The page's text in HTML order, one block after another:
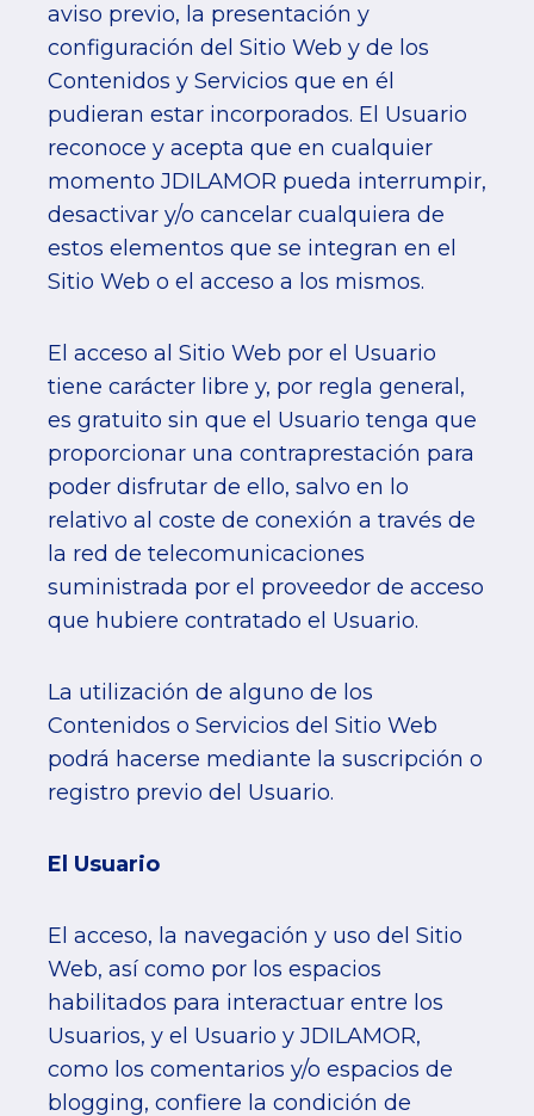
aviso previo, la presentación y
configuración del Sitio Web y de los
Contenidos y Servicios que en él
pudieran estar incorporados. El Usuario
reconoce y acepta que en cualquier
momento JDILAMOR pueda interrumpir,
desactivar y/o cancelar cualquiera de
estos elementos que se integran en el
Sitio Web o el acceso a los mismos.
El acceso al Sitio Web por el Usuario
tiene carácter libre y, por regla general,
es gratuito sin que el Usuario tenga que
proporcionar una contraprestación para
poder disfrutar de ello, salvo en lo
relativo al coste de conexión a través de
la red de telecomunicaciones
suministrada por el proveedor de acceso
que hubiere contratado el Usuario.
La utilización de alguno de los
Contenidos o Servicios del Sitio Web
podrá hacerse mediante la suscripción o
registro previo del Usuario.
El Usuario
El acceso, la navegación y uso del Sitio
Web, así como por los espacios
habilitados para interactuar entre los
Usuarios, y el Usuario y JDILAMOR,
como los comentarios y/o espacios de
blogging, confiere la condición de